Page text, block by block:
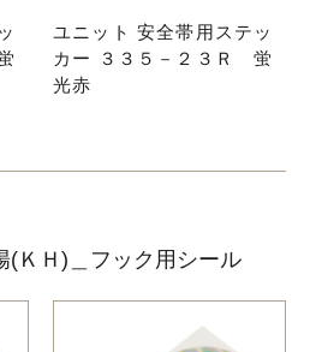
ユニット 安全帯用ステッ
カー ３３５－２３Ｒ 蛍
光赤
(ＫＨ)＿フック用シール